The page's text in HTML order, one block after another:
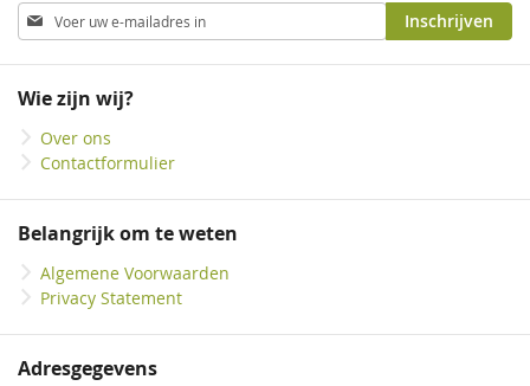
Abonneer
u
op
nieuwsbrief
Inschrijven
Wie zijn wij?
Over ons
Contactformulier
Belangrijk om te weten
Algemene Voorwaarden
Privacy Statement
Adresgegevens